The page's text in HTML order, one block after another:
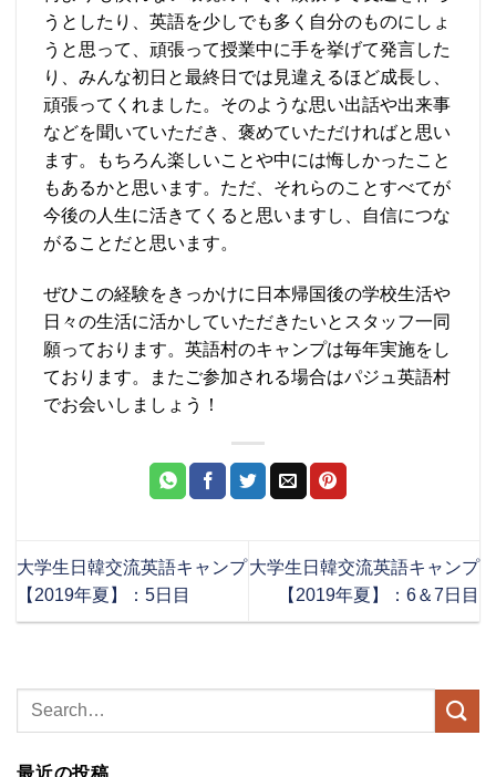
うとしたり、英語を少しでも多く自分のものにしょ
うと思って、頑張って授業中に手を挙げて発言した
り、みんな初日と最終日では見違えるほど成長し、
頑張ってくれました。そのような思い出話や出来事
などを聞いていただき、褒めていただければと思い
ます。もちろん楽しいことや中には悔しかったこと
もあるかと思います。ただ、それらのことすべてが
今後の人生に活きてくると思いますし、自信につな
がることだと思います。
ぜひこの経験をきっかけに日本帰国後の学校生活や
日々の生活に活かしていただきたいとスタッフ一同
願っております。英語村のキャンプは毎年実施をし
ております。またご参加される場合はパジュ英語村
でお会いしましょう！
大学生日韓交流英語キャンプ
【2019年夏】：5日目
大学生日韓交流英語キャンプ
【2019年夏】：6＆7日目